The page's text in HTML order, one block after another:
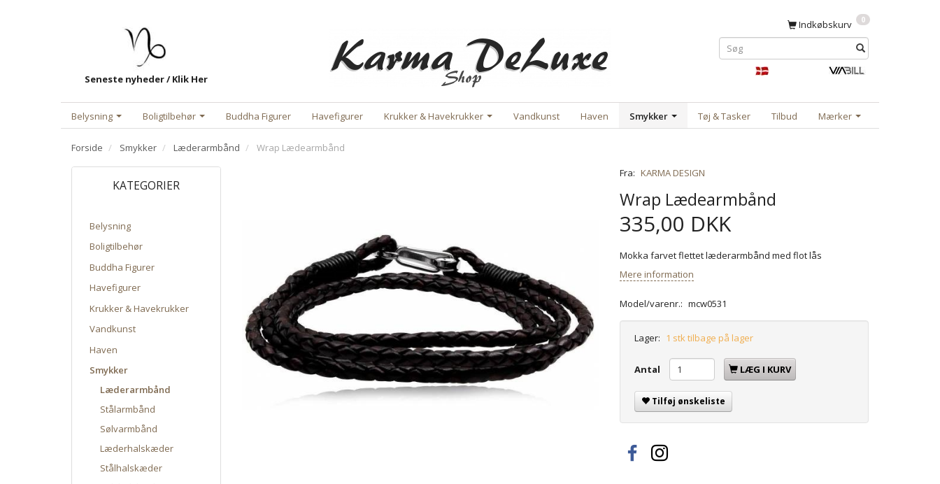
Seneste nyheder / Klik Her
Indkøbskurv 0
Belysning Boligtilbehør Buddha Figurer Havefigurer Krukker & Havekrukker Vandkunst Haven Smykker Tøj & Tasker Tilbud Mærker
Forside Smykker Læderarmbånd Wrap Lædearmbånd
KATEGORIER
Belysning
Boligtilbehør
Buddha Figurer
Havefigurer
Krukker & Havekrukker
Vandkunst
Haven
Smykker
Læderarmbånd
Stålarmbånd
Sølvarmbånd
Læderhalskæder
Stålhalskæder
Fra: KARMA DESIGN
Wrap Lædearmbånd
335,00 DKK
Mokka farvet flettet læderarmbånd med flot lås
Mere information
Model/varenr.: mcw0531
Lager: 1 stk tilbage på lager
Antal LÆG I KURV
Tilføj ønskeliste